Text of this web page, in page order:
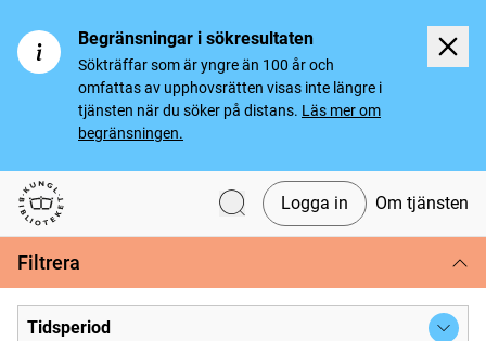
Begränsningar i sökresultaten
Sökträffar som är yngre än 100 år och
omfattas av upphovsrätten visas inte längre i
tjänsten när du söker på distans. Läs mer om
begränsningen.
Svenska tidningar
Logga in Om tjänsten
Filtrera
Tidsperiod